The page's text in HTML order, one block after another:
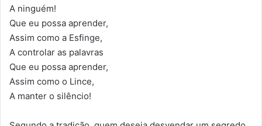
A ninguém!
Que eu possa aprender,
Assim como a Esfinge,
A controlar as palavras
Que eu possa aprender,
Assim como o Lince,
A manter o silêncio!